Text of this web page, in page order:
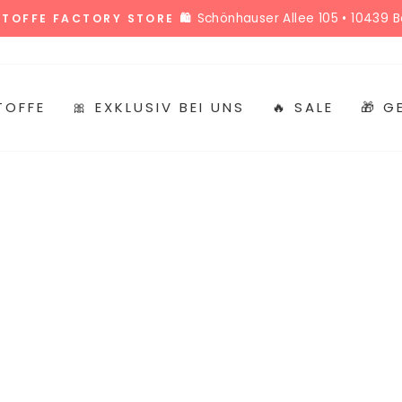
Pause
FACTORY STORE 🛍️ Schönhauser Allee 105 • 10439
🎀 EXKLUSIV BEI UNS 🔥 SALE 🎁